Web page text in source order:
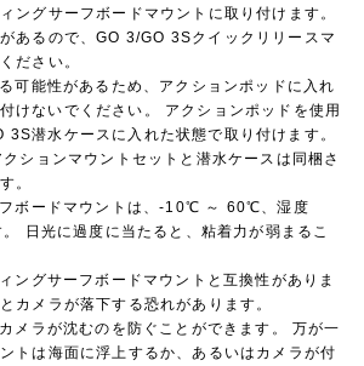
ングサーフボードマウントに取り付けます。
あるので、GO 3/GO 3Sクイックリリースマ
ださい。
可能性があるため、アクションポッドに入れ
けないでください。 アクションポッドを使用
3S潜水ケースに入れた状態で取り付けます。
ションマウントセットと潜水ケースは同梱さ
。
ボードマウントは、-10℃ ～ 60℃、湿度
日光に過度に当たると、粘着力が弱まるこ
ングサーフボードマウントと互換性がありま
カメラが落下する恐れがあります。
メラが沈むのを防ぐことができます。 万が一
トは海面に浮上するか、あるいはカメラが付